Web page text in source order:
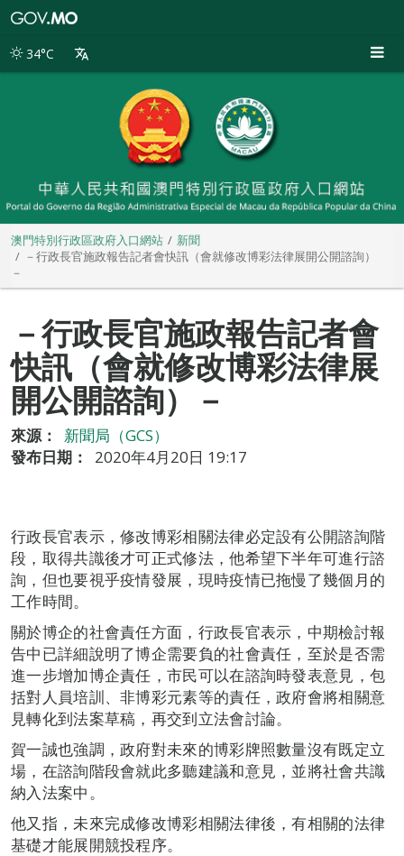
別
34°C
澳門特別行政區政府入口網站
新聞
－行政長官施政報告記者會快訊（會就修改博彩法律展開公開諮詢）
－
－行政長官施政報告記者會
快訊（會就修改博彩法律展
開公開諮詢）－
來源：
新聞局（GCS）
發布日期：
2020年4月20日 19:17
行政長官表示，修改博彩相關法律必定設有公開諮詢階
段，取得共識後才可正式修法，他希望下半年可進行諮
詢，但也要視乎疫情發展，現時疫情已拖慢了幾個月的
工作時間。
關於博企的社會責任方面，行政長官表示，中期檢討報
告中已詳細說明了博企需要負的社會責任，至於是否需
進一步增加博企責任，市民可以在諮詢時發表意見，包
括對人員培訓、非博彩元素等的責任，政府會將相關意
見轉化到法案草稿，再交到立法會討論。
賀一誠也強調，政府對未來的博彩牌照數量沒有既定立
場，在諮詢階段會就此多聽建議和意見，並將社會共識
納入法案中。
他又指，未來完成修改博彩相關法律後，有相關的法律
基礎才能展開競投程序。